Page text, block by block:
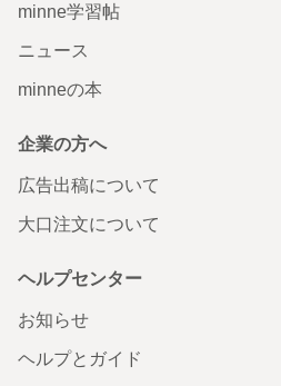
minne学習帖
ニュース
minneの本
企業の方へ
広告出稿について
大口注文について
ヘルプセンター
お知らせ
ヘルプとガイド